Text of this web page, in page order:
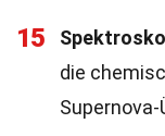
15
die